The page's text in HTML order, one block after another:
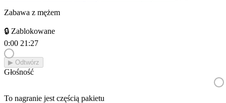
Zabawa z mężem
🔒 Zablokowane
0:00 21:27
▶︎ Odtwórz
Głośność
To nagranie jest częścią pakietu